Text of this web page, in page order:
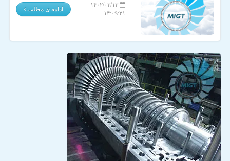
۱۴۰۲/۰۳/۱۳
۱۴:۰۹:۲۱
ادامه ی مطلب